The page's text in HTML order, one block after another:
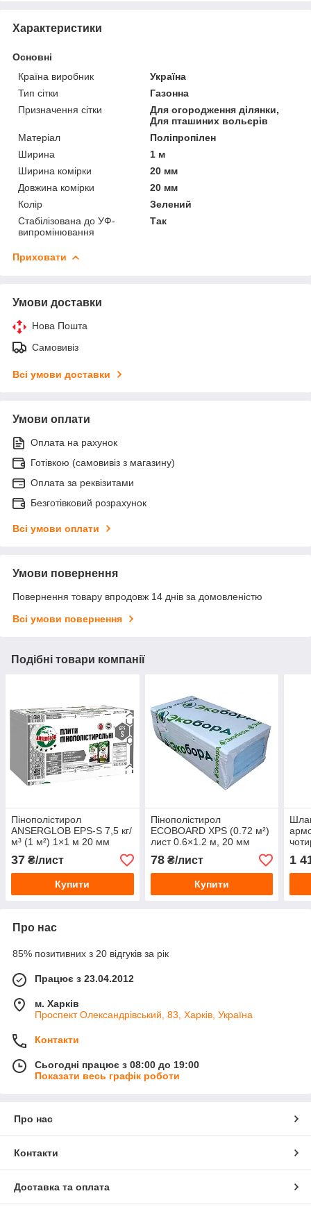
Характеристики
Основні
Країна виробник
Україна
Тип сітки
Газонна
Призначення сітки
Для огородження ділянки,
Для пташиних вольєрів
Матеріал
Поліпропілен
Ширина
1 м
Ширина комірки
20 мм
Довжина комірки
20 мм
Колір
Зелений
Стабілізована до УФ-
випромінювання
Так
Приховати
Умови доставки
Нова Пошта
Самовивіз
Всі умови доставки
Умови оплати
Оплата на рахунок
Готівкою (самовивіз з магазину)
Оплата за реквізитами
Безготівковий розрахунок
Всі умови оплати
Умови повернення
Повернення товару впродовж 14 днів за домовленістю
Всі умови повернення
Подібні товари компанії
Пінополістирол
ANSERGLOB EPS-S 7,5 кг/
м³ (1 м²) 1×1 м 20 мм
37 ₴/лист
Купити
Пінополістирол
ECOBOARD XPS (0.72 м²)
лист 0.6×1.2 м, 20 мм
78₴/лист
Купити
20 м
1
Про нас
85% позитивних з 20 відгуків за рік
Працює з 23.04.2012
м. Харків
Проспект Олександрівський, 83, Харків, Україна
Контакти
Сьогодні працює з 08:00 до 19:00
Показати весь графік роботи
Про нас
Контакти
Доставка та оплата